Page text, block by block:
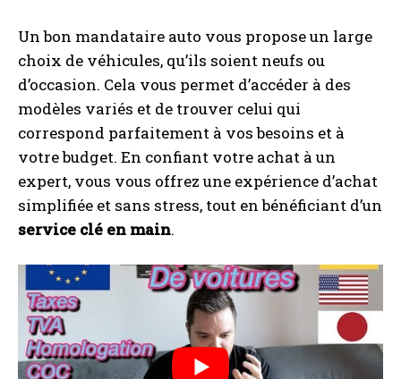
Un bon mandataire auto vous propose un large
choix de véhicules, qu’ils soient neufs ou
d’occasion. Cela vous permet d’accéder à des
modèles variés et de trouver celui qui
correspond parfaitement à vos besoins et à
votre budget. En confiant votre achat à un
expert, vous vous offrez une expérience d’achat
simplifiée et sans stress, tout en bénéficiant d’un
service clé en main.